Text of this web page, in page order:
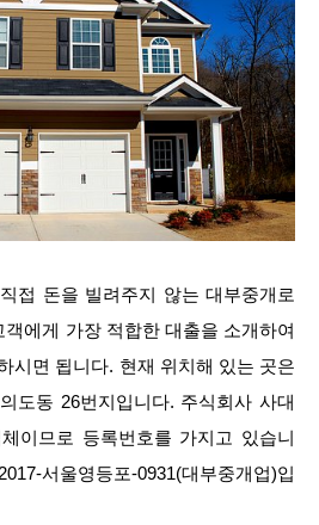
접 돈을 빌려주지 않는 대부중개로
에게 가장 적합한 대출을 소개하여
시면 됩니다. 현재 위치해 있는 곳은
도동 26번지입니다. 주식회사 사대
이므로 등록번호를 가지고 있습니
서울영등포-0931(대부중개업)입